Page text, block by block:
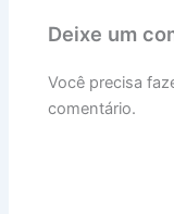
Deixe um
Você precisa
comentário.